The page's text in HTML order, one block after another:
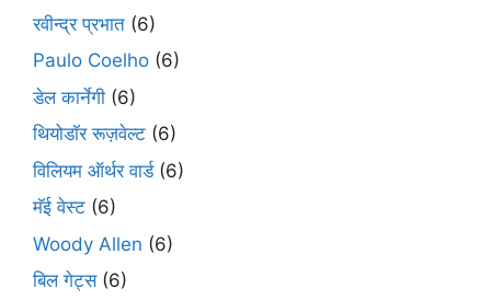
रवीन्द्र प्रभात (6)
Paulo Coelho (6)
डेल कार्नेगी (6)
थियोडॉर रूज़वेल्ट (6)
विलियम ऑर्थर वार्ड(6)
मॅई वेस्ट (6)
Woody Allen (6)
बिल गेट्स(6)